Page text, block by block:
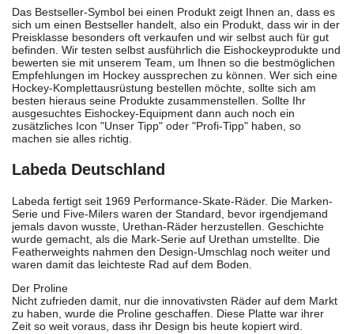
Das Bestseller-Symbol bei einen Produkt zeigt Ihnen an, dass es
sich um einen Bestseller handelt, also ein Produkt, dass wir in der
Preisklasse besonders oft verkaufen und wir selbst auch für gut
befinden. Wir testen selbst ausführlich die Eishockeyprodukte und
bewerten sie mit unserem Team, um Ihnen so die bestmöglichen
Empfehlungen im Hockey aussprechen zu können. Wer sich eine
Hockey-Komplettausrüstung bestellen möchte, sollte sich am
besten hieraus seine Produkte zusammenstellen. Sollte Ihr
ausgesuchtes Eishockey-Equipment dann auch noch ein
zusätzliches Icon "Unser Tipp" oder "Profi-Tipp" haben, so
machen sie alles richtig.
Labeda Deutschland
Labeda fertigt seit 1969 Performance-Skate-Räder. Die Marken-
Serie und Five-Milers waren der Standard, bevor irgendjemand
jemals davon wusste, Urethan-Räder herzustellen. Geschichte
wurde gemacht, als die Mark-Serie auf Urethan umstellte. Die
Featherweights nahmen den Design-Umschlag noch weiter und
waren damit das leichteste Rad auf dem Boden.
Der Proline
Nicht zufrieden damit, nur die innovativsten Räder auf dem Markt
zu haben, wurde die Proline geschaffen. Diese Platte war ihrer
Zeit so weit voraus, dass ihr Design bis heute kopiert wird.